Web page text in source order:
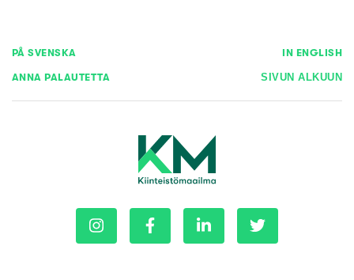
PÅ SVENSKA IN ENGLISH
ANNA PALAUTETTA SIVUN ALKUUN